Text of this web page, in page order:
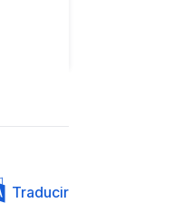
Traducir